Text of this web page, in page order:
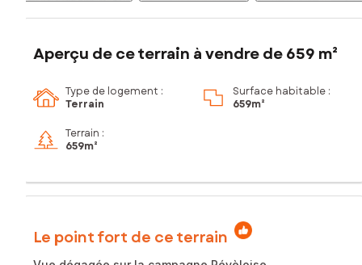
Aperçu de ce terrain à vendre de 659 m²
Type de logement :
Terrain
Surface habitable :
659m²
Terrain :
659m²
Le point fort de ce terrain